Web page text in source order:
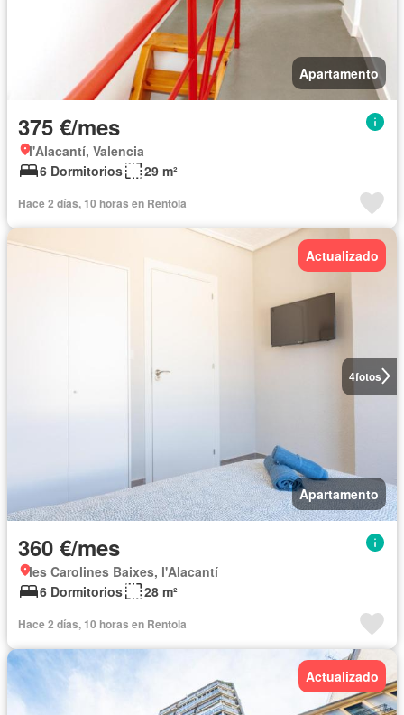
Apartamento
375 €/mes
l'Alacantí, Valencia
6 Dormitorios
29 m²
Hace 2 días, 10 horas en Rentola
4fotos
Actualizado
Apartamento
360 €/mes
les Carolines Baixes, l'Alacantí
6 Dormitorios
28 m²
Hace 2 días, 10 horas en Rentola
Actualizado